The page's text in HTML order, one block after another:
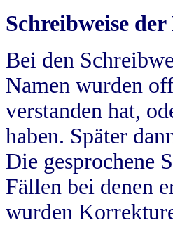
Schreibweise der
Bei den
Namen wurden
verstanden hat,
haben. Später
Die gesprochene
Fällen bei denen
wurden